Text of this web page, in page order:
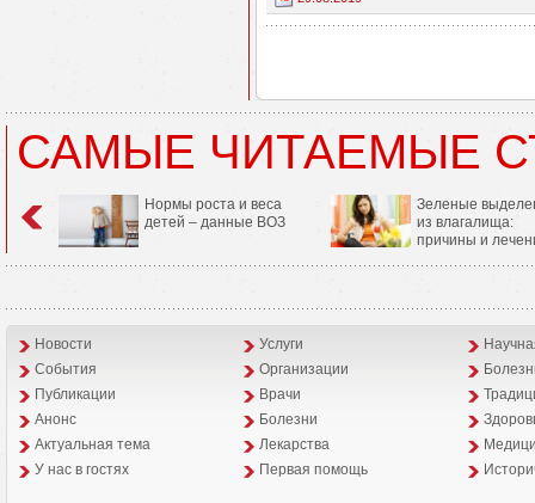
САМЫЕ ЧИТАЕМЫЕ
Нормы роста и веса
детей – данные ВОЗ
Зеленые
из влагалища:
причины и
Новости Услуги
События
Организации
Публикации
Врачи
Анонс
Болезни
Aктуальная тема
Лекарства
У нас в гостях
Первая помощь